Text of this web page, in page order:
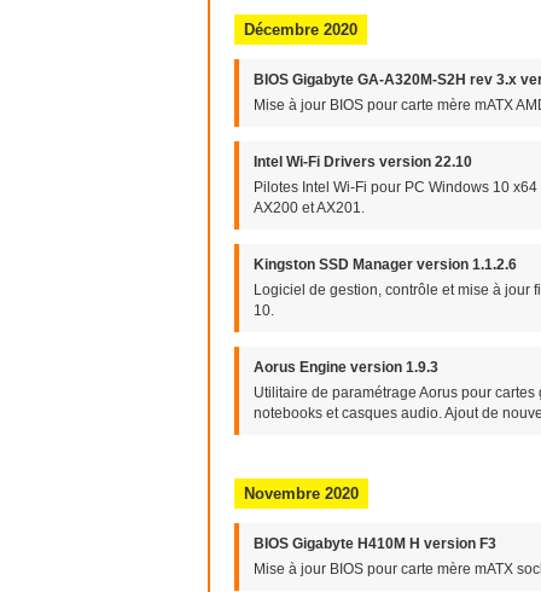
Décembre 2020
BIOS Gigabyte GA-A320M-S2H rev 3.x
Mise à jour BIOS pour carte mère mATX
Intel Wi-Fi Drivers version 22.10
Pilotes Intel Wi-Fi pour PC Windows 10
AX200 et AX201.
Kingston SSD Manager version 1.1.2.6
Logiciel de gestion, contrôle et mise à jour
10.
Aorus Engine version 1.9.3
Utilitaire de paramétrage Aorus pour
notebooks et casques audio. Ajout de
Novembre 2020
BIOS Gigabyte H410M H version F3
Mise à jour BIOS pour carte mère mATX